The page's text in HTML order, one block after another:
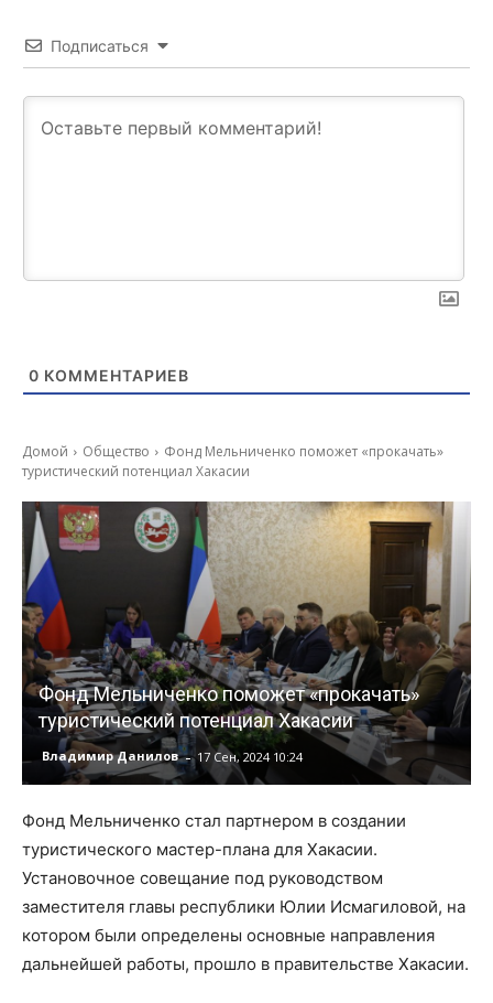
Подписаться
0 КОММЕНТАРИЕВ